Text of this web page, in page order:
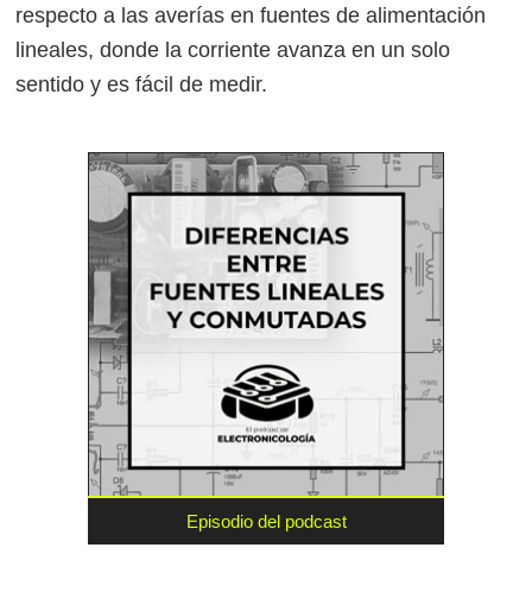
respecto a las averías en fuentes de alimentación
lineales, donde la corriente avanza en un solo
sentido y es fácil de medir.
Episodio del podcast